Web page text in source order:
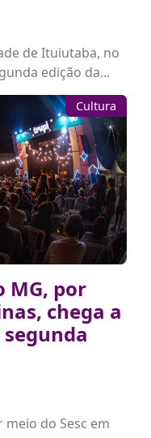
de Ituiutaba, no
edição da...
Cultura
MG, por
chega a
meio do Sesc em